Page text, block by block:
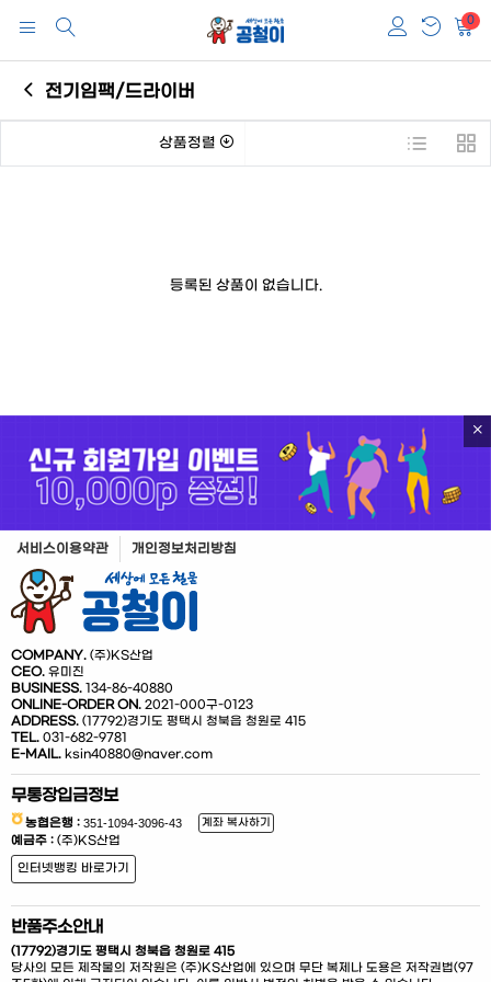
0
전기임팩/드라이버
상품정렬
등록된 상품이 없습니다.
서비스이용약관 개인정보처리방침
COMPANY. (주)KS산업
CEO. 유미진
BUSINESS. 134-86-40880
ONLINE-ORDER ON. 2021-000구-0123
ADDRESS. (17792)경기도 평택시 청북읍 청원로 415
TEL. 031-682-9781
E-MAIL. ksin40880@naver.com
무통장입금정보
농협은행 : 계좌 복사하기
예금주 : (주)KS산업
인터넷뱅킹 바로가기
반품주소안내
(17792)경기도 평택시 청북읍 청원로 415
당사의 모든 제작물의 저작원은 (주)KS산업에 있으며 무단 복제나 도용은 저작권법(97